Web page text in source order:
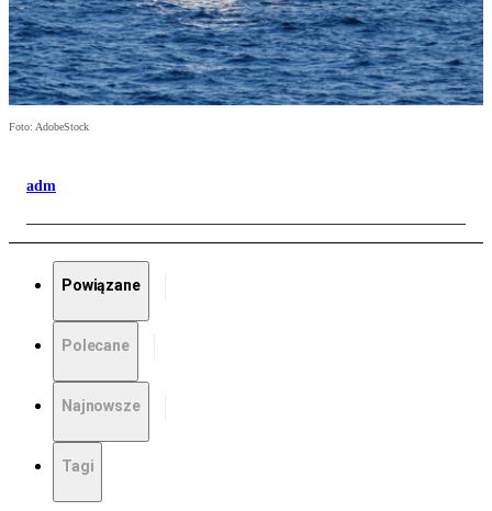
Foto: AdobeStock
adm
Powiązane
Polecane
Najnowsze
Tagi